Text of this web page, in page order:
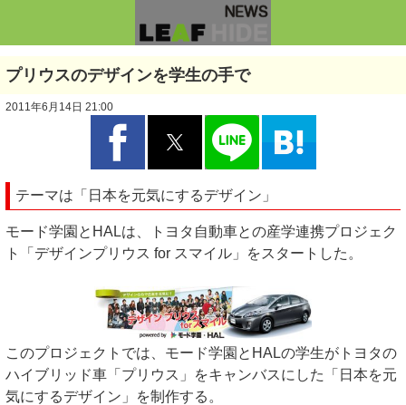
プリウスのデザインを学生の手で
2011年6月14日 21:00
テーマは「日本を元気にするデザイン」
モード学園とHALは、トヨタ自動車との産学連携プロジェク
ト「デザインプリウス for スマイル」をスタートした。
このプロジェクトでは、モード学園とHALの学生がトヨタの
ハイブリッド車「プリウス」をキャンバスにした「日本を元
気にするデザイン」を制作する。